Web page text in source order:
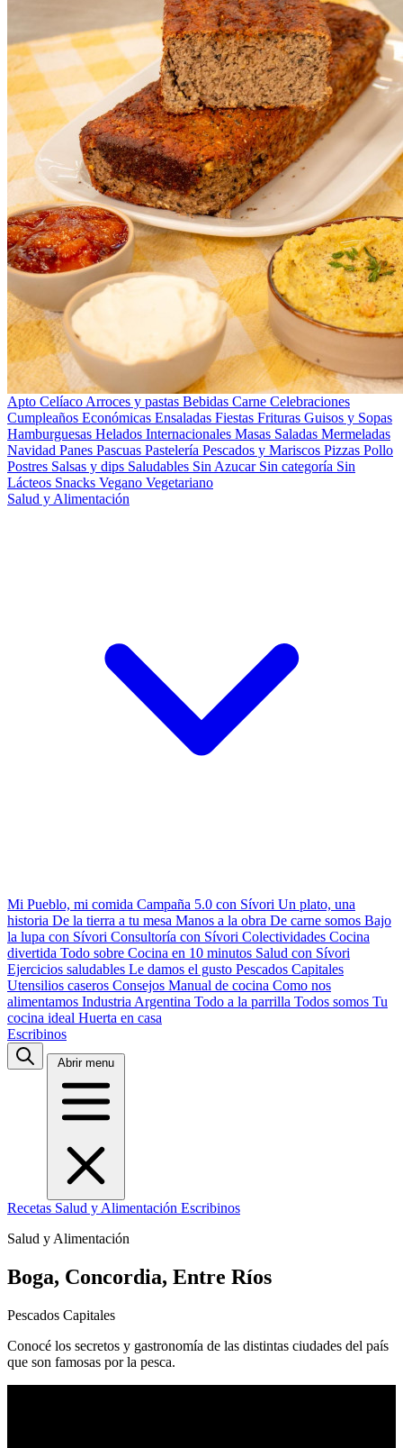
Apto Celíaco Arroces y pastas Bebidas Carne Celebraciones
Cumpleaños Económicas Ensaladas Fiestas Frituras Guisos y Sopas
Hamburguesas Helados Internacionales Masas Saladas Mermeladas
Navidad Panes Pascuas Pastelería Pescados y Mariscos Pizzas Pollo
Postres Salsas y dips Saludables Sin Azucar Sin categoría Sin
Lácteos Snacks Vegano Vegetariano
Salud y Alimentación
Mi Pueblo, mi comida Campaña 5.0 con Sívori Un plato, una
historia De la tierra a tu mesa Manos a la obra De carne somos Bajo
la lupa con Sívori Consultoría con Sívori Colectividades Cocina
divertida Todo sobre Cocina en 10 minutos Salud con Sívori
Ejercicios saludables Le damos el gusto Pescados Capitales
Utensilios caseros Consejos Manual de cocina Como nos
alimentamos Industria Argentina Todo a la parrilla Todos somos Tu
cocina ideal Huerta en casa
Escribinos
Abrir menu
Recetas Salud y Alimentación Escribinos
Salud y Alimentación
Boga, Concordia, Entre Ríos
Pescados Capitales
Conocé los secretos y gastronomía de las distintas ciudades del país
que son famosas por la pesca.